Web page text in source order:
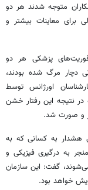
متوجه شدند هر دو
برای معاینات بیشتر و
فوریت‌های پزشکی هر دو
دچار مرگ شده بودند،
اورژانس توسط
نتیجه این رفتار خشن
و صورت شد.
هشدار به کسانی که به
به درگیری فیزیکی و
گفت: این سازمان
خواهد بود.